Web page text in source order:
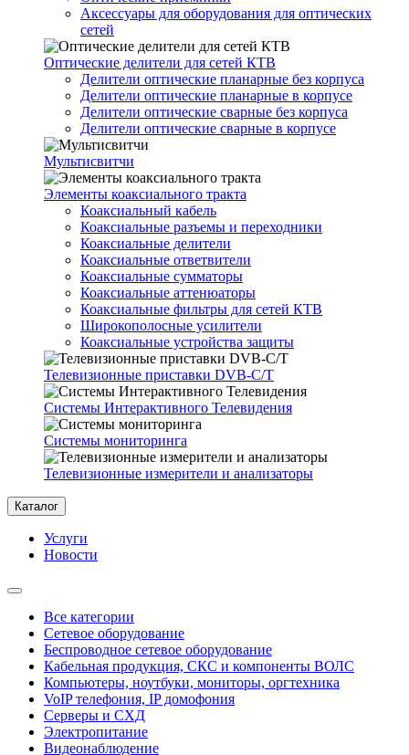
Аксессуары для оборудования для оптических
сетей
Оптические делители для сетей КТВ
Делители оптические планарные без корпуса
Делители оптические планарные в корпусе
Делители оптические сварные без корпуса
Делители оптические сварные в корпусе
Мультисвитчи
Элементы коаксиального тракта
Коаксиальный кабель
Коаксиальные разъемы и переходники
Коаксиальные делители
Коаксиальные ответвители
Коаксиальные сумматоры
Коаксиальные аттенюаторы
Коаксиальные фильтры для сетей КТВ
Широкополосные усилители
Коаксиальные устройства защиты
Телевизионные приставки DVB-C/T
Системы Интерактивного Телевидения
Системы мониторинга
Телевизионные измерители и анализаторы
Каталог
Услуги
Новости
Все категории
Сетевое оборудование
Беспроводное сетевое оборудование
Кабельная продукция, СКС и компоненты ВОЛС
Компьютеры, ноутбуки, мониторы, оргтехника
VoIP телефония, IP домофония
Серверы и СХД
Электропитание
Видеонаблюдение